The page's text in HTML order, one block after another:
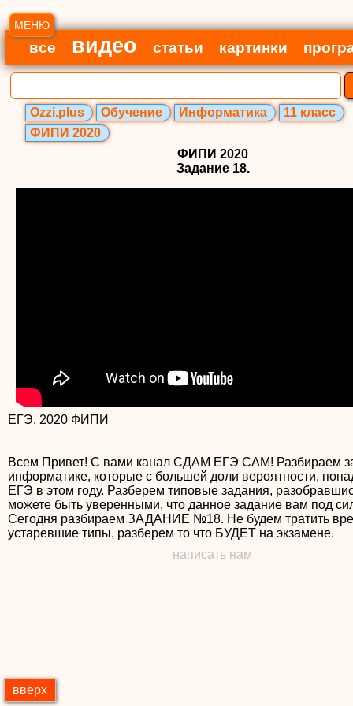
МЕНЮ
все видео статьи картинки
Ozzi.plus Обучение Информатика
11 класс
ФИПИ 2020
ФИПИ 2020
Задание 18.
ЕГЭ. 2020 ФИПИ
Всем Привет! С вами канал СДАМ ЕГЭ САМ! Разбираем
информатике, которые с большей доли вероятности,
ЕГЭ в этом году. Разберем типовые задания,
можете быть уверенными, что данное задание вам под
Сегодня разбираем ЗАДАНИЕ №18. Не будем тратить
написать нам
вверх